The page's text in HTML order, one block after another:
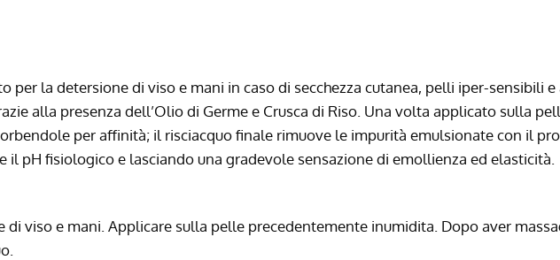
per la detersione di viso e mani in caso di secchezza cutanea, pelli iper-sensibili e
alla presenza dell’Olio di Germe e Crusca di Riso. Una volta applicato sulla
per affinità; il risciacquo finale rimuove le impurità emulsionate con il
pH fisiologico e lasciando una gradevole sensazione di emollienza ed elasticità.
viso e mani. Applicare sulla pelle precedentemente inumidita. Dopo aver